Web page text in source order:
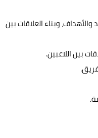
وبناء العلاقات بين
بين اللاعبين.